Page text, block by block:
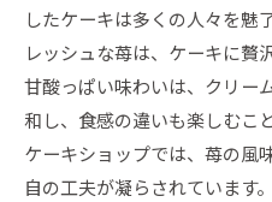
したケーキは多くの人々を魅
レッシュな苺は、ケーキに贅
甘酸っぱい味わいは、クリー
和し、食感の違いも楽しむこ
ケーキショップでは、苺の風
自の工夫が凝らされています